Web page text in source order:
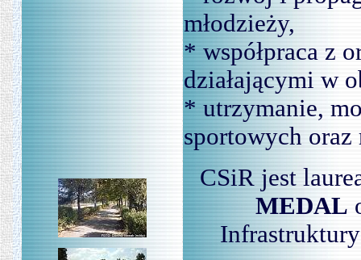
młodzieży,
* współpraca z
działającymi w
* utrzymanie,
sportowych
CSiR jest
MEDAL